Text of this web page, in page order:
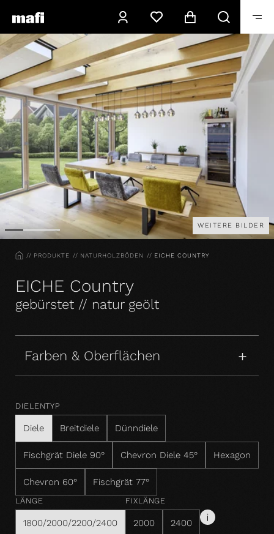
WEITERE BILDER
HOMEPRODUKTE NATURHOLZBÖDEN EICHE COUNTRY
EICHE Country
gebürstet // natur geölt
Farben & Oberflächen
DIELENTYP
Diele Breitdiele Dünndiele
Fischgrät Diele 90° Chevron Diele 45° Hexagon
Chevron 60° Fischgrät 77°
LÄNGE
1800/2000/2200/2400
FIXLÄNGE
2000 2400